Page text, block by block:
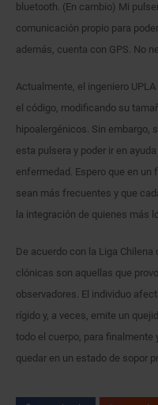
bluetooth. (En cambio) Mi
comunicación propio para
además, cuenta con GPS. No
Actualmente, el ingeniero
el código, modificando su
hipoalergénicos. Sin embargo,
esta pulsera y poder ir en
enfermedad. Espero que en
sean más frecuentes y que
la integración de quienes más
De acuerdo con la Liga
clónicas son aquellas que
observadores. El individuo
rígido y, a veces, emite un
todo el cuerpo, para finalmente
quedar en un estado de sopor